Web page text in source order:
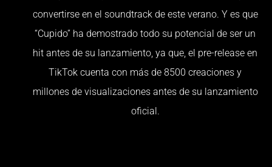
convertirse en el soundtrack de este verano. Y es que
“Cupido” ha demostrado todo su potencial de ser un
hit antes de su lanzamiento, ya que, el pre-release en
TikTok cuenta con más de 8500 creaciones y
millones de visualizaciones antes de su lanzamiento
oficial.